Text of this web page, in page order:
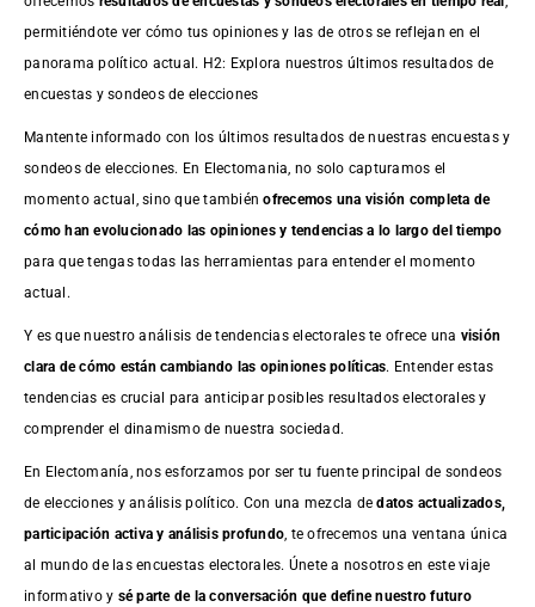
permitiéndote ver cómo tus opiniones y las de otros se reflejan en el
panorama político actual. H2: Explora nuestros últimos resultados de
encuestas y sondeos de elecciones
Mantente informado con los últimos resultados de nuestras encuestasy
sondeos de elecciones. En Electomania, no solo capturamos el
momento actual, sino que tambiénofrecemos una visión completa de
cómo han evolucionado las opiniones y tendencias a lo largo del tiempo
para que tengas todas las herramientas para entender el momento
actual.
Y es que nuestro análisis de tendencias electorales te ofrece una visión
clara de cómo están cambiando las opiniones políticas. Entender estas
tendencias es crucial para anticipar posibles resultados electorales y
comprender el dinamismo de nuestra sociedad.
En Electomanía, nos esforzamos por ser tu fuente principal de sondeos
de elecciones y análisis político. Con una mezcla dedatos actualizados,
participación activa y análisis profundo , te ofrecemos una ventana única
al mundo de las encuestas electorales. Únete a nosotros en este viaje
informativo y sé parte de la conversación que define nuestro futuro